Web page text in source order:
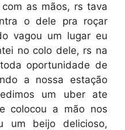
as mãos, rs tava
o dele pra roçar
vagou um lugar eu
no colo dele, rs na
oportunidade de
a nossa estação
um uber ate
colocou a mão nos
um beijo delicioso,